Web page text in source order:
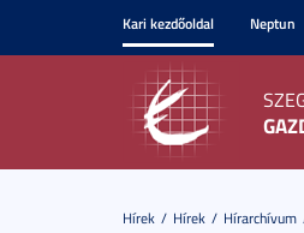
Kari kezdőoldal Neptun
Hírek Hírek Hírarchívum